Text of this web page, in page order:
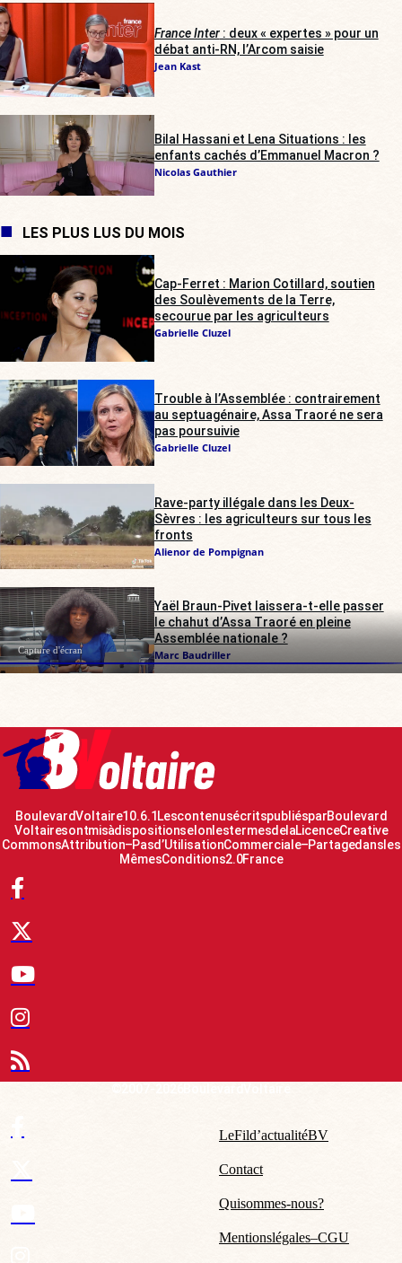
Capture d'écran
France Inter: deux « expertes » pour un
débat anti-RN, l’Arcom saisie
Jean Kast
Bilal Hassani et Lena Situations : les
enfants cachés d’Emmanuel Macron ?
Nicolas Gauthier
LES PLUS LUS DU MOIS
Cap-Ferret : Marion Cotillard, soutien
des Soulèvements de la Terre,
secourue par les agriculteurs
Gabrielle Cluzel
Trouble à l’Assemblée : contrairement
au septuagénaire, Assa Traoré ne sera
pas poursuivie
Gabrielle Cluzel
Rave-party illégale dans les Deux-
Sèvres : les agriculteurs sur tous les
fronts
Alienor de Pompignan
Yaël Braun-Pivet laissera-t-elle passer
le chahut d’Assa Traoré en pleine
Assemblée nationale ?
Marc Baudriller
Boulevard Voltaire 10.6.1 Les contenus écrits publiés par Boulevard
Voltaire sont mis à disposition selon les termes de la Licence Creative
Commons Attribution – Pas d’Utilisation Commerciale – Partage dans les
Mêmes Conditions 2.0 France
Le Fil d’actualité BV
Contact
Qui sommes-nous ?
Mentions légales – CGU